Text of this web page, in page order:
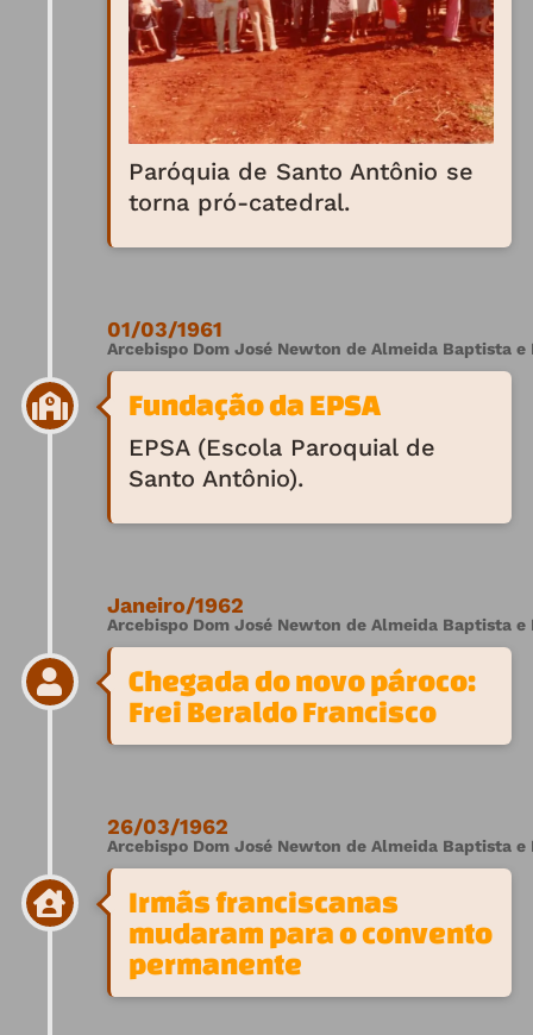
Paróquia de Santo Antônio se
torna pró-catedral.
01/03/1961
Arcebispo Dom José Newton de Almeida Baptista
Fundação da EPSA
EPSA (Escola Paroquial de
Santo Antônio).
Janeiro/1962
Arcebispo Dom José Newton de Almeida Baptista
Chegada do novo pároco:
Frei Beraldo Francisco
26/03/1962
Arcebispo Dom José Newton de Almeida Baptista
Irmãs franciscanas
mudaram para o convento
permanente